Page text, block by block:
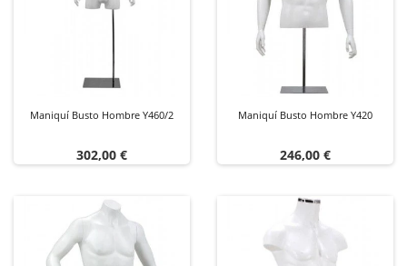
Maniquí Busto Hombre Y460/2
Precio
302,00 €
Maniquí Busto Hombre Y420
Precio
246,00 €